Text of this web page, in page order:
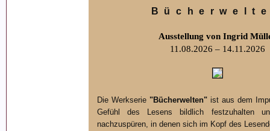
Ausstellung von Ingrid
11.08.2026 – 14.11.2026
Die Werkserie "Bücherwelten"ist aus dem
Gefühl des Lesens bildlich festzuhalten
nachzuspüren, in denen sich im Kopf des